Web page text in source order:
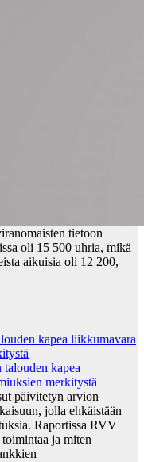
tietoon
oli 15 500 uhria, mikä
aikuisia oli 12 200,
kapea liikkumavara
päivitetyn arvion
jolla ehkäistään
Raportissa RVV
ja miten